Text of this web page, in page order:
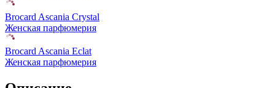
Brocard Ascania Crystal
Женская парфюмерия
Brocard Ascania Eclat
Женская парфюмерия